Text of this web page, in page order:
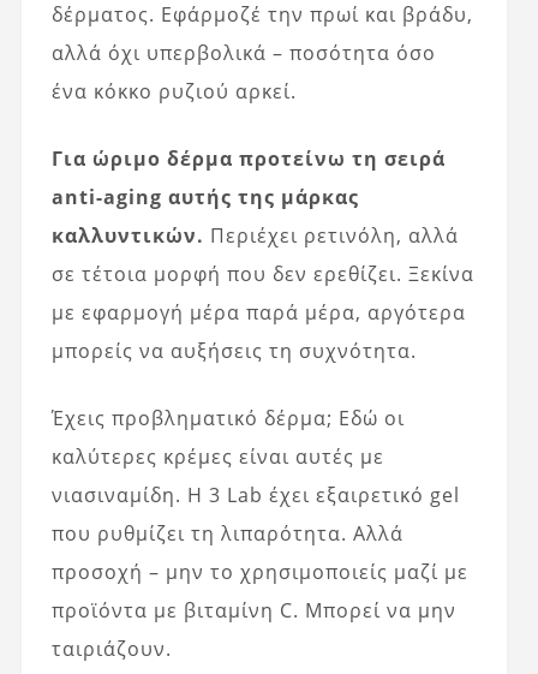
δέρματος. Εφάρμοζέ την πρωί και βράδυ,
αλλά όχι υπερβολικά – ποσότητα όσο
ένα κόκκο ρυζιού αρκεί.
Για ώριμο δέρμα προτείνω τη σειρά
anti-aging αυτής της μάρκας
καλλυντικών. Περιέχει ρετινόλη, αλλά
σε τέτοια μορφή που δεν ερεθίζει. Ξεκίνα
με εφαρμογή μέρα παρά μέρα, αργότερα
μπορείς να αυξήσεις τη συχνότητα.
Έχεις προβληματικό δέρμα; Εδώ οι
καλύτερες κρέμες είναι αυτές με
νιασιναμίδη. Η 3 Lab έχει εξαιρετικό gel
που ρυθμίζει τη λιπαρότητα. Αλλά
προσοχή – μην το χρησιμοποιείς μαζί με
προϊόντα με βιταμίνη C. Μπορεί να μην
ταιριάζουν.